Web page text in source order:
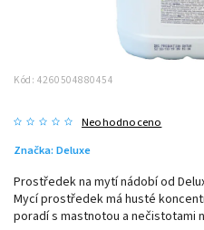
Kód: 4260504880454
Neohodnoceno
Značka: Deluxe
Prostředek na mytí nádobí od
Mycí prostředek má husté
poradí s mastnotou a nečistotami